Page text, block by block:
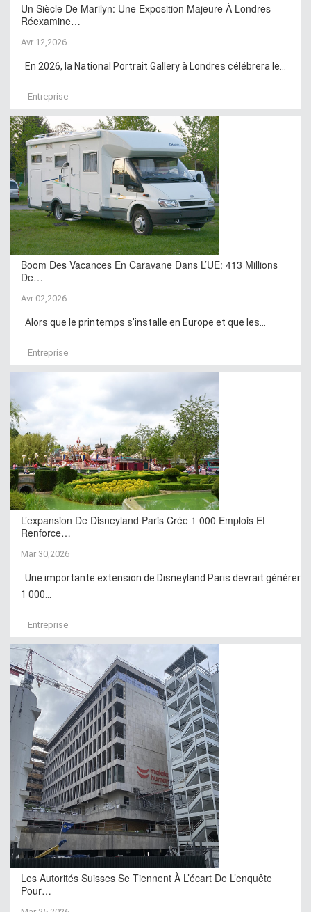
Un Siècle De Marilyn: Une Exposition Majeure À Londres
Réexamine…
Avr 12,2026
En 2026, la National Portrait Gallery à Londres célébrera le...
Entreprise
Boom Des Vacances En Caravane Dans L’UE: 413 Millions
De…
Avr 02,2026
Alors que le printemps s’installe en Europe et que les...
Entreprise
L’expansion De Disneyland Paris Crée 1 000 Emplois Et
Renforce…
Mar 30,2026
Une importante extension de Disneyland Paris devrait générer
1 000...
Entreprise
Les Autorités Suisses Se Tiennent À L’écart De L’enquête
Pour…